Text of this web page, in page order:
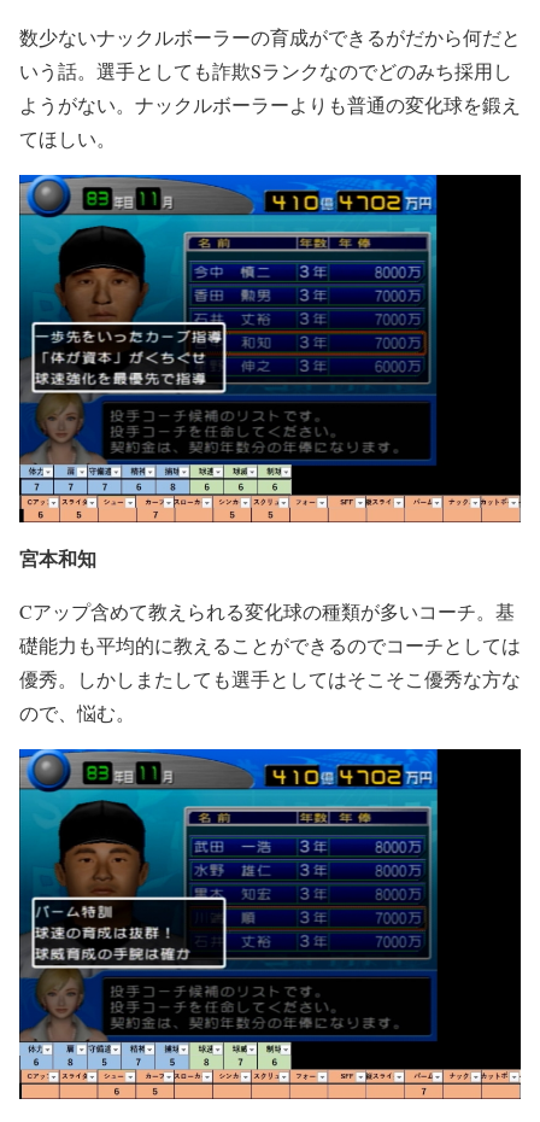
数少ないナックルボーラーの育成ができるがだから何だと
いう話。選手としても詐欺Sランクなのでどのみち採用し
ようがない。ナックルボーラーよりも普通の変化球を鍛え
てほしい。
宮本和知
Cアップ含めて教えられる変化球の種類が多いコーチ。基
礎能力も平均的に教えることができるのでコーチとしては
優秀。しかしまたしても選手としてはそこそこ優秀な方な
ので、悩む。